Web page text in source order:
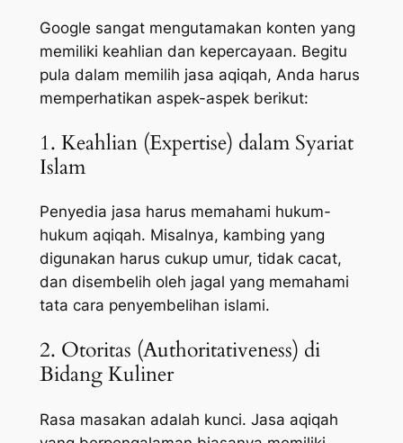
Google sangat mengutamakan konten yang
memiliki keahlian dan kepercayaan. Begitu
pula dalam memilih jasa aqiqah, Anda harus
memperhatikan aspek-aspek berikut:
1. Keahlian (Expertise) dalam Syariat
Islam
Penyedia jasa harus memahami hukum-
hukum aqiqah. Misalnya, kambing yang
digunakan harus cukup umur, tidak cacat,
dan disembelih oleh jagal yang memahami
tata cara penyembelihan islami.
2. Otoritas (Authoritativeness) di
Bidang Kuliner
Rasa masakan adalah kunci. Jasa aqiqah